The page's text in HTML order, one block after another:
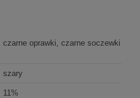
czarne oprawki, czarne soczewki
szary
11%